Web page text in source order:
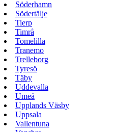
Söderhamn
Södertälje
Tierp
Timrå
Tomelilla
Tranemo
Trelleborg
Tyresö
Täby
Uddevalla
Umeå
Upplands Väsby
Uppsala
Vallentuna